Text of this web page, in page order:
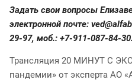
Задать свои вопросы
электронной почте:
29-97, моб.: +7-911-087-84-30.
Трансляция 20 МИНУТ С
пандемии» от эксперта АО